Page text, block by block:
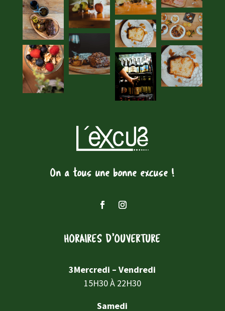
On a tous une bonne excuse !
HORAIRES D’OUVERTURE
3Mercredi – Vendredi
15H30 À 22H30
Samedi